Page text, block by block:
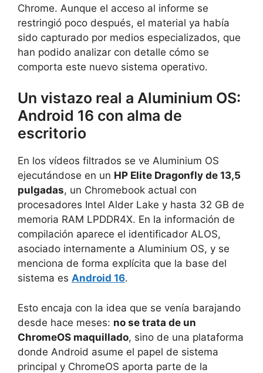
Chrome. Aunque el acceso al informe se
restringió poco después, el material ya había
sido capturado por medios especializados, que
han podido analizar con detalle cómo se
comporta este nuevo sistema operativo.
Un vistazo real a Aluminium OS:
Android 16 con alma de
escritorio
En los vídeos filtrados se ve Aluminium OS
ejecutándose en un HP Elite Dragonfly de 13,5
pulgadas, un Chromebook actual con
procesadores Intel Alder Lake y hasta 32 GB de
memoria RAM LPDDR4X. En la información de
compilación aparece el identificador ALOS,
asociado internamente a Aluminium OS, y se
menciona de forma explícita que la base del
sistema es Android 16.
Esto encaja con la idea que se venía barajando
desde hace meses: no se trata de un
ChromeOS maquillado, sino de una plataforma
donde Android asume el papel de sistema
principal y ChromeOS aporta parte de la